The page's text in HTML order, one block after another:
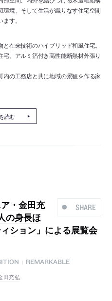
環境、そして生活が織りなす住宅空間
す。
在来技術のハイブリッド和風住宅。
宅。アルミ箔付き高性能断熱材外張り
内の工務店と共に地域の景観を作る家
読む
SHARE
・金田充
の身長ほ
ション」による展覧会
REMARKABLE
田充弘